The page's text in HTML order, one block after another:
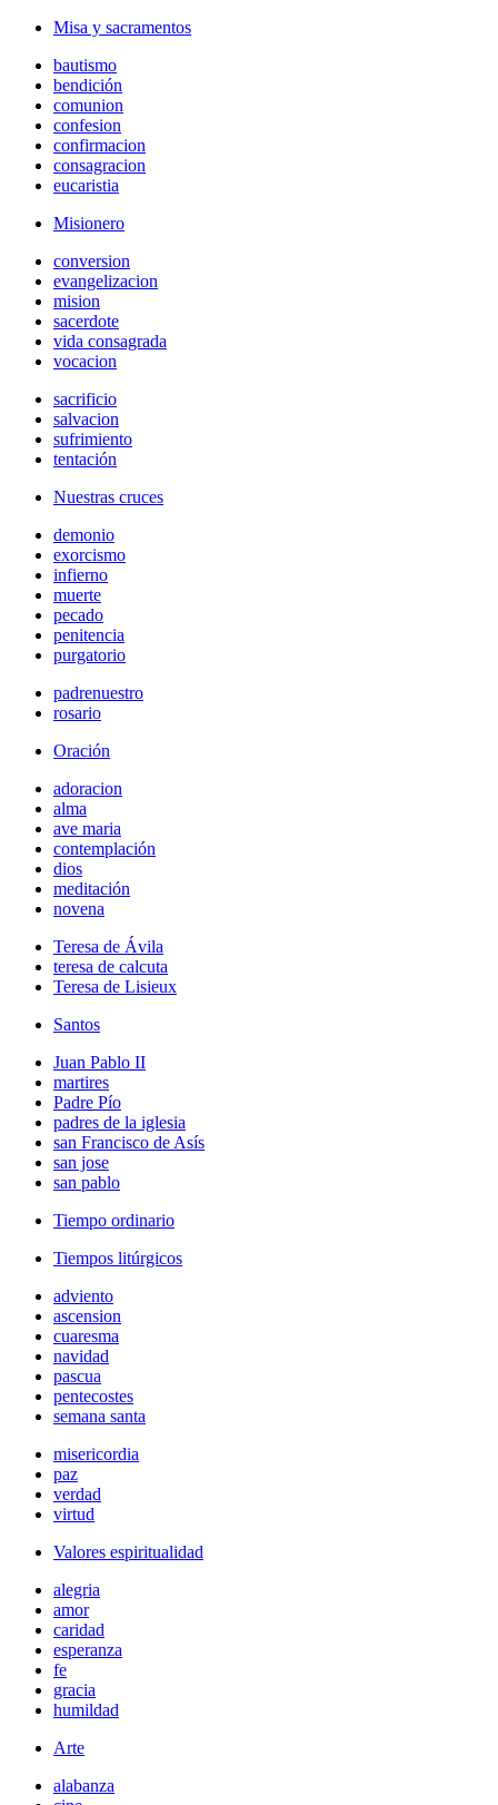
Misa y sacramentos
bautismo
bendición
comunion
confesion
confirmacion
consagracion
eucaristia
Misionero
conversion
evangelizacion
mision
sacerdote
vida consagrada
vocacion
sacrificio
salvacion
sufrimiento
tentación
Nuestras cruces
demonio
exorcismo
infierno
muerte
pecado
penitencia
purgatorio
padrenuestro
rosario
Oración
adoracion
alma
ave maria
contemplación
dios
meditación
novena
Teresa de Ávila
teresa de calcuta
Teresa de Lisieux
Santos
Juan Pablo II
martires
Padre Pío
padres de la iglesia
san Francisco de Asís
san jose
san pablo
Tiempo ordinario
Tiempos litúrgicos
adviento
ascension
cuaresma
navidad
pascua
pentecostes
semana santa
misericordia
paz
verdad
virtud
Valores espiritualidad
alegria
amor
caridad
esperanza
fe
gracia
humildad
Arte
alabanza